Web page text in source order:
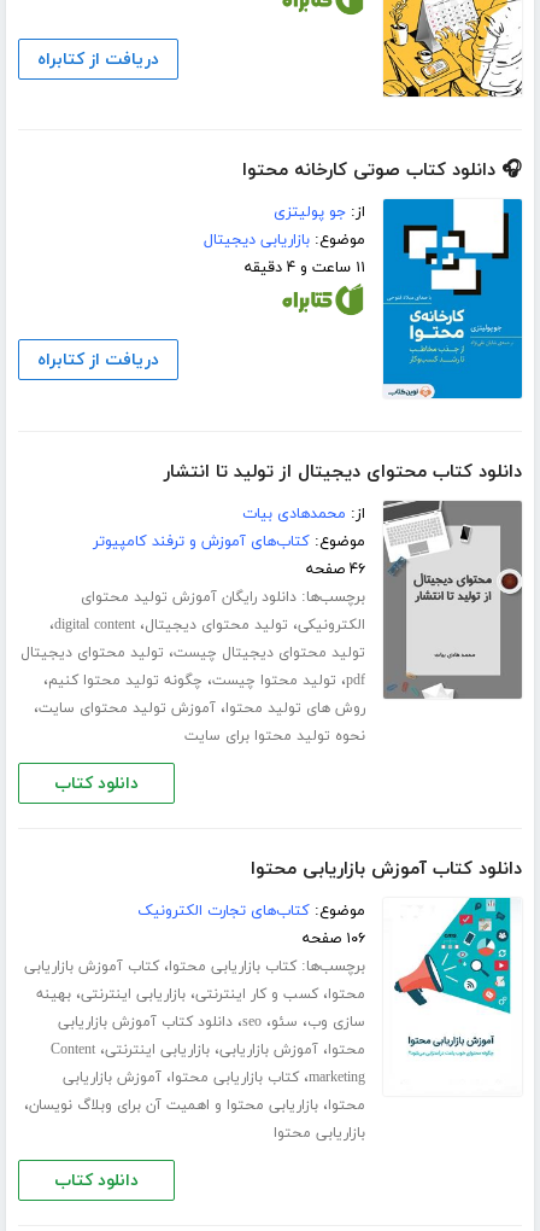
دریافت از کتابراه
🎧 دانلود کتاب صوتی کارخانه محتوا
از:جو پولیتزی
موضوع:بازاریابی دیجیتال
۱۱ ساعت و ۴ دقیقه
دریافت از کتابراه
دانلود کتاب محتوای دیجیتال از تولید تا انتشار
از: محمدهادی بیات
موضوع:کتاب‌های آموزش و ترفند کامپیوتر
۴۶ صفحه
برچسب‌ها:دانلود رایگان آموزش تولید محتوای
الکترونیکی، تولید محتوای دیجیتال،digital content،
تولید محتوای دیجیتال چیست، تولید محتوای دیجیتال
pdf، تولید محتوا چیست، چگونه تولید محتوا کنیم،
روش های تولید محتوا،آموزش تولید محتوای سایت،
نحوه تولید محتوا برای سایت
دانلود کتاب
دانلود کتاب آموزش بازاریابی محتوا
موضوع:کتاب‌های تجارت الکترونیک
۱۰۶ صفحه
برچسب‌ها:کتاب بازاریابی محتوا،کتاب آموزش بازاریابی
محتوا،کسب و کار اینترنتی،بازاریابی اینترنتی،بهینه
سازی وب، سئو،seo،دانلود کتاب آموزش بازاریابی
محتوا،آموزش بازاریابی،بازاریابی اینترنتی،Content
marketing،کتاب بازاریابی محتوا،آموزش بازاریابی
محتوا،بازاریابی محتوا و اهمیت آن برای وبلاگ نویسان،
بازاریابی محتوا
دانلود کتاب